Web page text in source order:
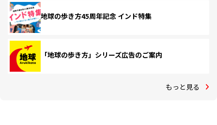
地球の歩き方45周年記念 インド特集
「地球の歩き方」シリーズ広告のご案内
もっと見る